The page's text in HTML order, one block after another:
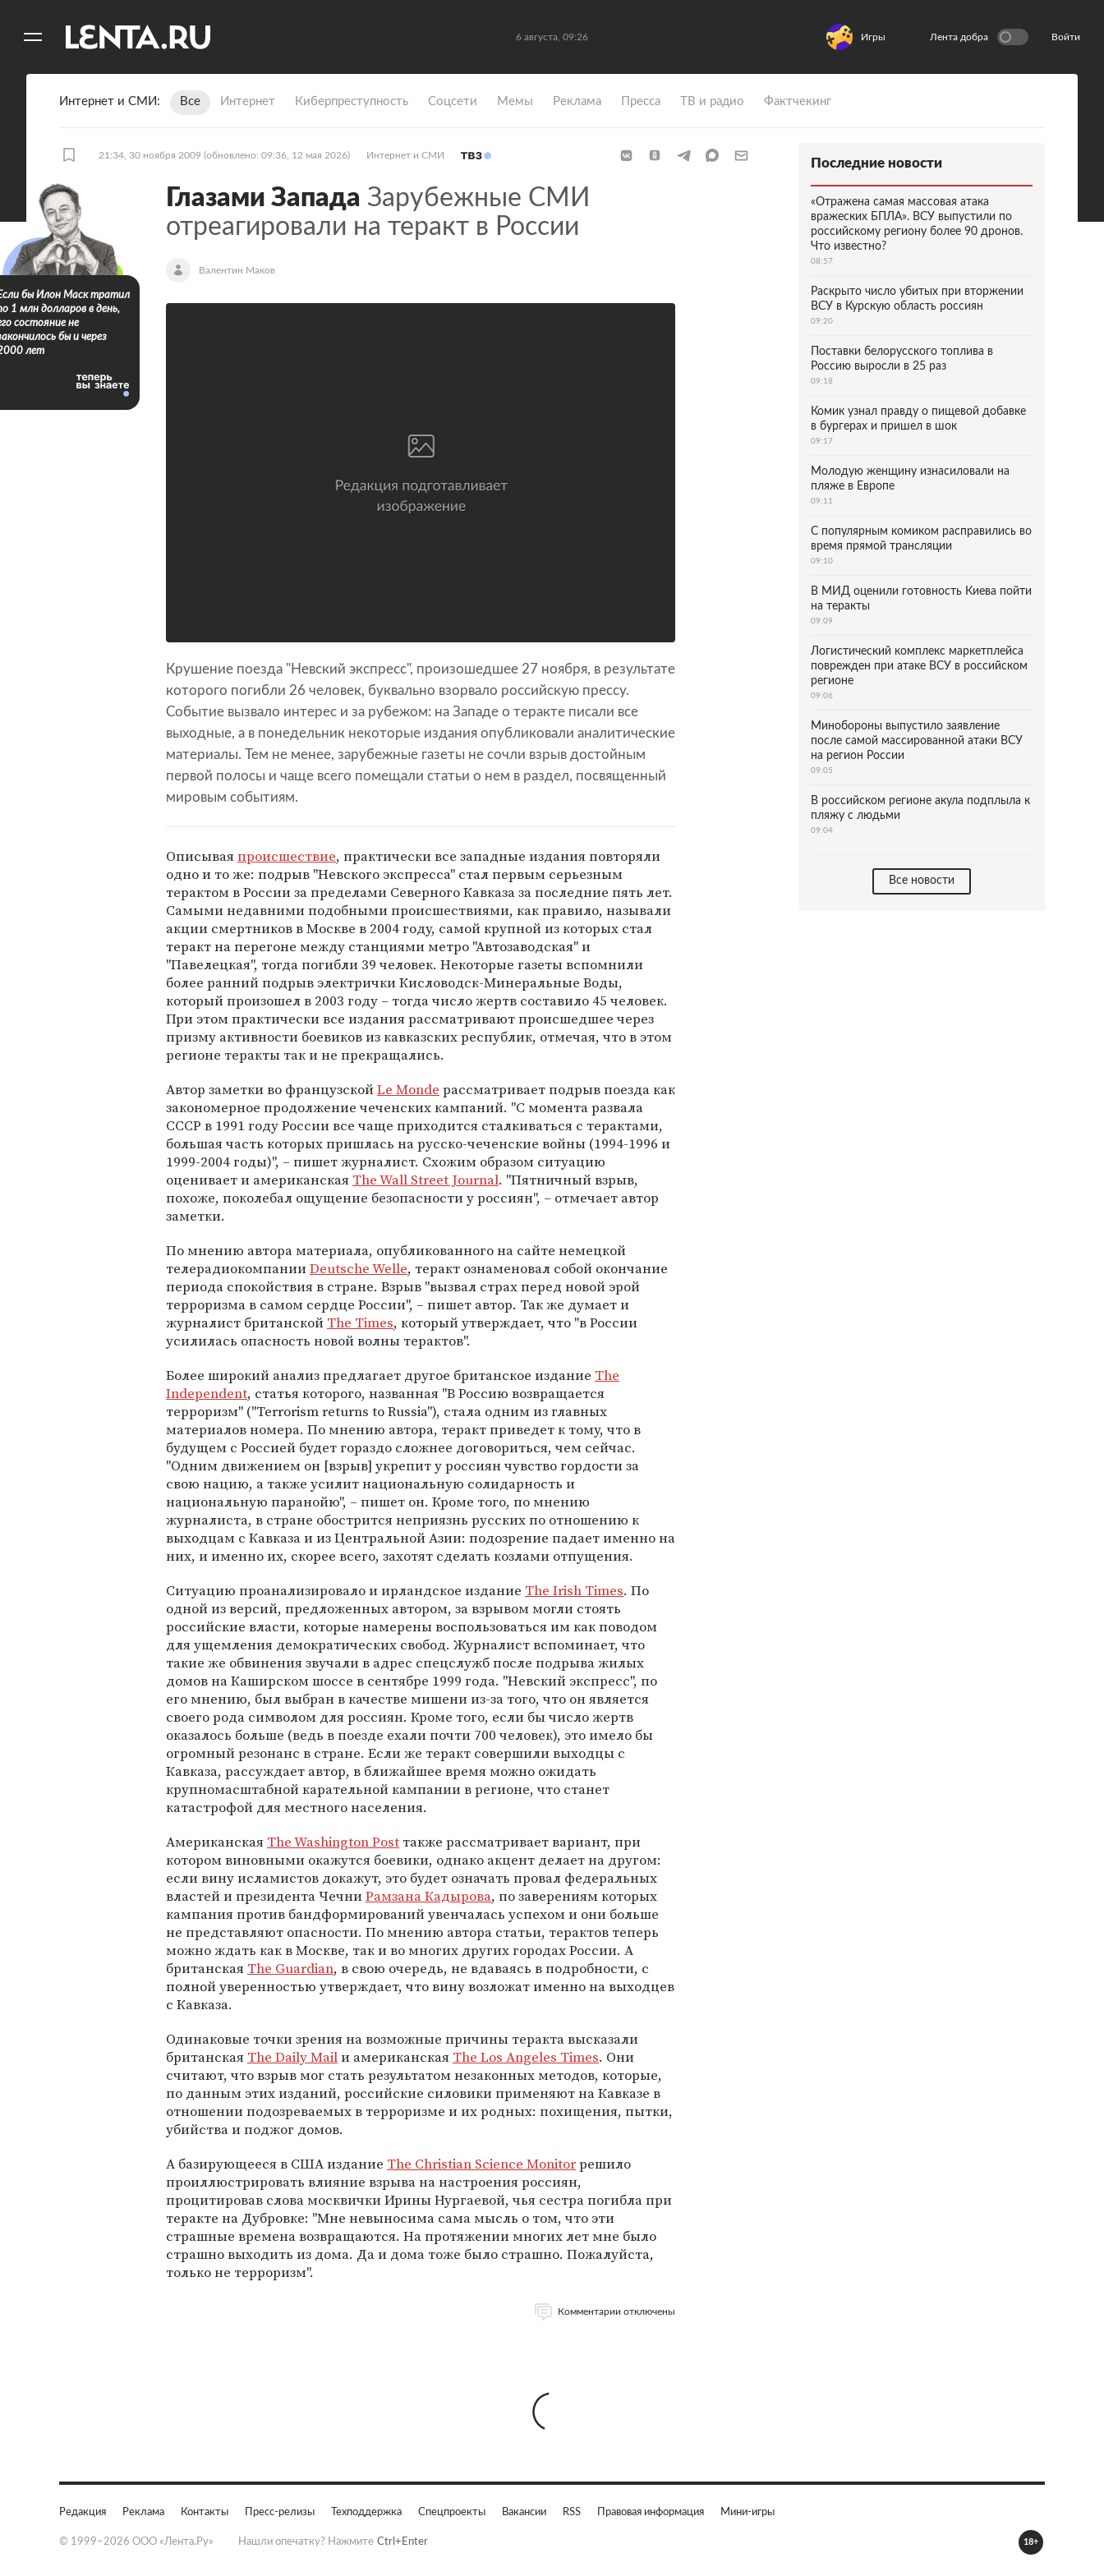
6 августа, 09:26 Игры Лента добра Войти
Интернет и СМИ Все Интернет Киберпреступность Coцсети Мемы Реклама Пресса ТВ и радио Фактчекинг
21:34, 30 ноября 2009 (обновлено: 09:36, 12 мая 2026) Интернет и СМИ
Глазами Запада Зарубежные СМИ
отреагировали на теракт в России
Валентин Маков
Крушение поезда "Невский экспресс", произошедшее 27 ноября, в результате
которого погибли 26 человек, буквально взорвало российскую прессу.
Событие вызвало интерес и за рубежом: на Западе о теракте писали все
выходные, а в понедельник некоторые издания опубликовали аналитические
материалы. Тем не менее, зарубежные газеты не сочли взрыв достойным
первой полосы и чаще всего помещали статьи о нем в раздел, посвященный
мировым событиям.
Описываяпроисшествие, практически все западные издания повторяли
одно и то же: подрыв "Невского экспресса" стал первым серьезным
терактом в России за пределами Северного Кавказа за последние пять лет.
Самыми недавними подобными происшествиями, как правило, называли
акции смертников в Москве в 2004 году, самой крупной из которых стал
теракт на перегоне между станциями метро "Автозаводская" и
"Павелецкая", тогда погибли 39 человек. Некоторые газеты вспомнили
более ранний подрыв электрички Кисловодск-Минеральные Воды,
который произошел в 2003 году – тогда число жертв составило 45 человек.
При этом практически все издания рассматривают происшедшее через
призму активности боевиков из кавказских республик, отмечая, что в этом
регионе теракты так и не прекращались.
Автор заметки во французскойLe Monde рассматривает подрыв поезда как
закономерное продолжение чеченских кампаний. "С момента развала
СССР в 1991 году России все чаще приходится сталкиваться с терактами,
большая часть которых пришлась на русско-чеченские войны (1994-1996 и
1999-2004 годы)", – пишет журналист. Схожим образом ситуацию
оценивает и американская The Wall Street Journal. "Пятничный взрыв,
похоже, поколебал ощущение безопасности у россиян", – отмечает автор
заметки.
По мнению автора материала, опубликованного на сайте немецкой
телерадиокомпанииDeutsche Welle, теракт ознаменовал собой окончание
периода спокойствия в стране. Взрыв "вызвал страх перед новой эрой
терроризма в самом сердце России", – пишет автор. Так же думает и
журналист британской The Times, который утверждает, что "в России
усилилась опасность новой волны терактов".
Более широкий анализ предлагает другое британское издание The
Independent, статья которого, названная "В Россию возвращается
терроризм" ("Terrorism returns to Russia"), стала одним из главных
материалов номера. По мнению автора, теракт приведет к тому, что в
будущем с Россией будет гораздо сложнее договориться, чем сейчас.
"Одним движением он [взрыв] укрепит у россиян чувство гордости за
свою нацию, а также усилит национальную солидарность и
национальную паранойю", – пишет он. Кроме того, по мнению
журналиста, в стране обострится неприязнь русских по отношению к
выходцам с Кавказа и из Центральной Азии: подозрение падает именно на
них, и именно их, скорее всего, захотят сделать козлами отпущения.
Ситуацию проанализировало и ирландское издание The Irish Times. По
одной из версий, предложенных автором, за взрывом могли стоять
российские власти, которые намерены воспользоваться им как поводом
для ущемления демократических свобод. Журналист вспоминает, что
такие же обвинения звучали в адрес спецслужб после подрыва жилых
домов на Каширском шоссе в сентябре 1999 года. "Невский экспресс", по
его мнению, был выбран в качестве мишени из-за того, что он является
своего рода символом для россиян. Кроме того, если бы число жертв
оказалось больше (ведь в поезде ехали почти 700 человек), это имело бы
огромный резонанс в стране. Если же теракт совершили выходцы с
Кавказа, рассуждает автор, в ближайшее время можно ожидать
крупномасштабной карательной кампании в регионе, что станет
катастрофой для местного населения.
Американская The Washington Post также рассматривает вариант, при
котором виновными окажутся боевики, однако акцент делает на другом:
если вину исламистов докажут, это будет означать провал федеральных
властей и президента ЧечниРамзана Кадырова, по заверениям которых
кампания против бандформирований увенчалась успехом и они больше
не представляют опасности. По мнению автора статьи, терактов теперь
можно ждать как в Москве, так и во многих других городах России. А
британская The Guardian, в свою очередь, не вдаваясь в подробности, с
полной уверенностью утверждает, что вину возложат именно на выходцев
с Кавказа.
Одинаковые точки зрения на возможные причины теракта высказали
британская The Daily Mailи американская The Los Angeles Times. Они
считают, что взрыв мог стать результатом незаконных методов, которые,
по данным этих изданий, российские силовики применяют на Кавказе в
отношении подозреваемых в терроризме и их родных: похищения, пытки,
убийства и поджог домов.
А базирующееся в США издание The Christian Science Monitorрешило
проиллюстрировать влияние взрыва на настроения россиян,
процитировав слова москвички Ирины Нургаевой, чья сестра погибла при
теракте на Дубровке: "Мне невыносима сама мысль о том, что эти
страшные времена возвращаются. На протяжении многих лет мне было
страшно выходить из дома. Да и дома тоже было страшно. Пожалуйста,
только не терроризм".
Комментарии отключены
бы Илон Маск тратил
1 млн долларов в день,
состояние не
бы и через
лет
Последние новости
«Отражена самая массовая атака
вражеских БПЛА». ВСУ выпустили по
российскому региону более 90 дронов.
Что известно?
08:57
Раскрыто число убитых при вторжении
ВСУ в Курскую область россиян
09:20
Поставки белорусского топлива в
Россию выросли в 25 раз
09:18
Комик узнал правду о пищевой добавке
в бургерах и пришел в шок
09:17
Молодую женщину изнасиловали на
пляже в Европе
09:11
С популярным комиком расправились во
время прямой трансляции
09:10
В МИД оценили готовность Киева пойти
на теракты
09:09
Логистический комплекс маркетплейса
поврежден при атаке ВСУ в российском
регионе
09:06
Минобороны выпустило заявление
после самой массированной атаки ВСУ
на регион России
09:05
В российском регионе акула подплыла к
пляжу с людьми
09:04
Все новости
Редакция Реклама Контакты Пресс-релизы Техподдержка Спецпроекты Вакансии RSS Правовая информация Мини-игры
© 1999–2026 ООО «Лента.Ру» Нашли опечатку? Нажмите Ctrl+Enter 18+